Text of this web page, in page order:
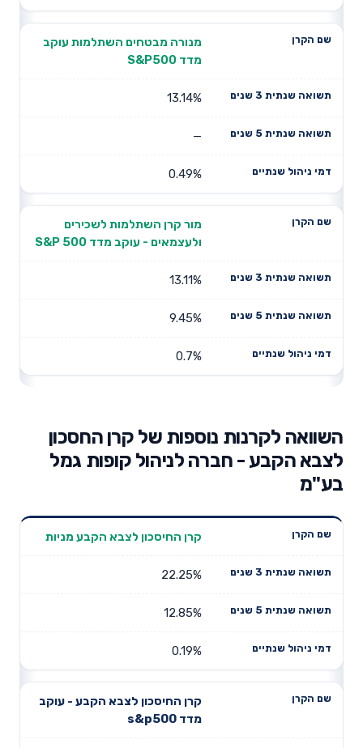
מנורה מבטחים השתלמות עוקב
מדד S&P500
13.14%
—
0.49%
מור קרן השתלמות לשכירים
ולעצמאים - עוקב מדד S&P 500
13.11%
9.45%
0.7%
השוואה לקרנות נוספות של קרן החסכון
לצבא הקבע - חברה לניהול קופות גמל
בע"מ
שנים
תשואה
דמי ניהול
קרן החיסכון לצבא הקבע מניות
22.25%
12.85%
0.19%
קרן החיסכון לצבא הקבע - עוקב
מדד s&p500